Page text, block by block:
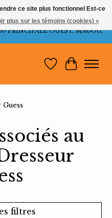
ET ONTARIO POUR LES
PRINCIPALE OUEST, MAGOG,
Liste dePanier
au
filtres
ce site plus fonctionnel Est-ce
plus sur les témoins (cookies) »